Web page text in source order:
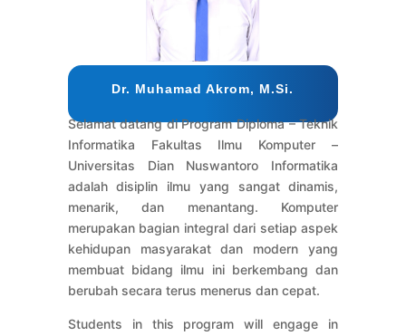
Dr. Muhamad Akrom, M.Si.
Selamat datang di Program Diploma – Teknik
Informatika Fakultas Ilmu Komputer –
Universitas Dian Nuswantoro Informatika
adalah disiplin ilmu yang sangat dinamis,
menarik, dan menantang. Komputer
merupakan bagian integral dari setiap aspek
kehidupan masyarakat dan modern yang
membuat bidang ilmu ini berkembang dan
berubah secara terus menerus dan cepat.
Students in this program will engage in